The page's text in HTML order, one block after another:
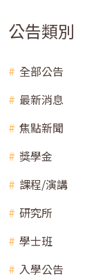
公告類別
全部公告
最新消息
焦點新聞
獎學金
課程/演講
研究所
學士班
入學公告